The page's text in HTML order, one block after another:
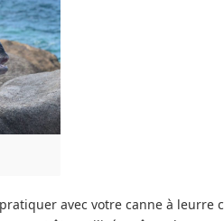
avec votre canne à